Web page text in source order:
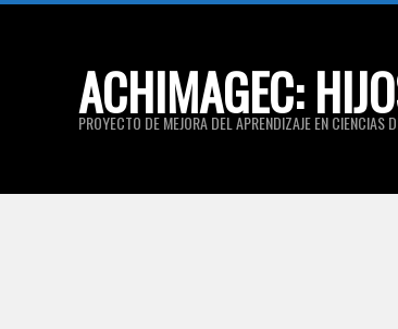
ACHIMAGEC:
PROYECTO DE MEJORA DEL APRENDIZAJE EN CIENCIAS